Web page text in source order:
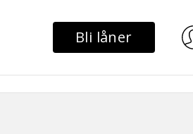
Bli låner